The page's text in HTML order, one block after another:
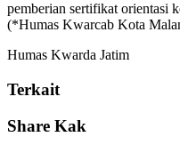
pemberian sertifikat orientasi
(*Humas Kwarcab Kota
Humas Kwarda Jatim
Terkait
Share Kak